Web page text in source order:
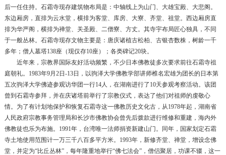
后一任住持。石霜寺现存建筑物布局是：中轴线上为山门、大雄宝殿、大悲阁。
东边厢房，直排为云水堂，横排为客堂、库房、大寮、齐堂、祖堂。西边厢房直
排为华严阁，横排为禅堂、关圣殿、二僧寮、方丈。其寺宇布局匠心独具，不同
于一般丛林。石霜寺现存文物主要是：唐庆诸植古松柏、古银杏数株，树龄一千
多年；僧人墓塔138座（现仅存10座）；各类碑记20块。
近年来，宗教界国际友好活动频繁，不少日本佛教徒多次要求前往石霜寺祖
庭朝礼。1983年9月2日-13日，以驹泽大学佛教学部讲师椎名宏雄为团长的日本第
五次驹泽大学佛迹参观访华团一行14人，在湖南进行了10天参观考察活动。该团
曾到石霜寺参拜，并在庆诸塔前举行了宗教仪式，表达了他们对祖师的虔敬心
情。为了有计划地保护和恢复石霜寺这一佛教历史文化古，从1978年起，湖南省
人民政府宗教事务管理局和长沙市佛教协会曾先后拨款进行维修和重建，海内外
佛教徒也乐为布施。1991年，台湾唯一法师捐资新建山门。同年，国家划定石霜
寺土地使用范围计一万三千八百多平方米。1993年，新修齐堂、禅堂，增设念佛
堂，并定为“比丘丛林”，每年隆重地举行“佛七法会”，僧侣聚居，功课不辍，这一